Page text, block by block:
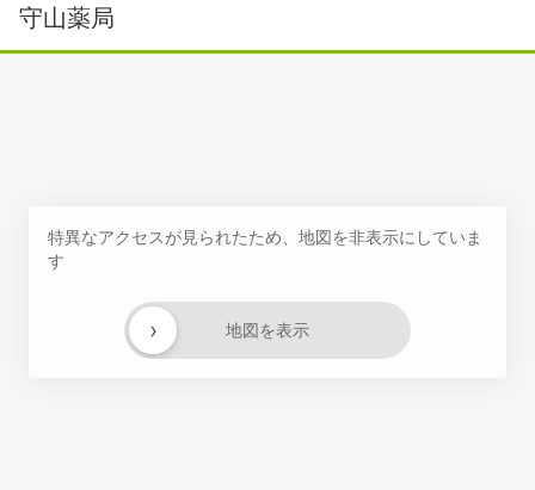
守山薬局
特異なアクセスが見られたため、地図を非表示にしていま
す
地図を表示
›